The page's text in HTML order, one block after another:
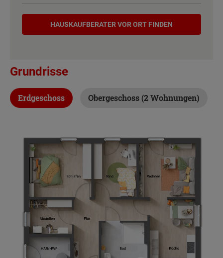
Hauskaufberater
HAUSKAUF­BERATER VOR ORT FINDEN
Grundrisse
Erdgeschoss Obergeschoss (2 Wohnungen)